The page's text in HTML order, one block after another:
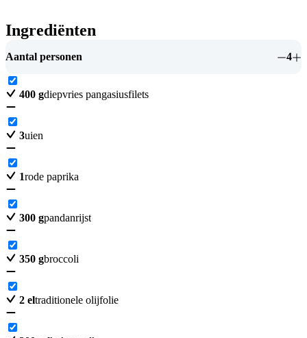
Ingrediënten
Aantal personen 4
400 gdiepvries pangasiusfilets
3uien
1rode paprika
300 gpandanrijst
350 gbroccoli
2 eltraditionele olijfolie